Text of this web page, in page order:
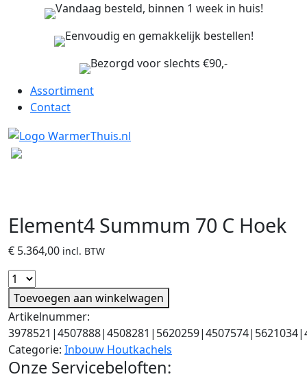
Vandaag besteld, binnen 1 week in huis!
Eenvoudig en gemakkelijk bestellen!
Bezorgd voor slechts €90,-
Assortiment
Contact
Element4 Summum 70 C Hoek
€ 5.364,00 incl. BTW
Toevoegen aan winkelwagen
Artikelnummer:
Categorie: Inbouw Houtkachels
Onze Servicebeloften: